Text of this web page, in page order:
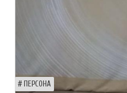
ПЕРСОНА